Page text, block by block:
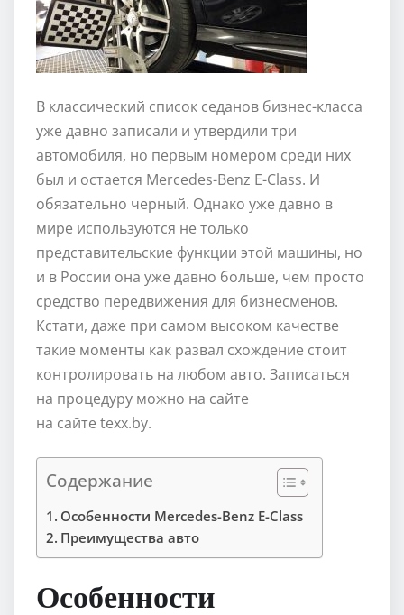
В классический список седанов бизнес-класса
уже давно записали и утвердили три
автомобиля, но первым номером среди них
был и остается Mercedes-Benz E-Class. И
обязательно черный. Однако уже давно в
мире используются не только
представительские функции этой машины, но
и в России она уже давно больше, чем просто
средство передвижения для бизнесменов.
Кстати, даже при самом высоком качестве
такие моменты как развал схождение стоит
контролировать на любом авто. Записаться
на процедуру можно на сайте
на сайте texx.by.
Содержание
Особенности Mercedes-Benz E-Class
Преимущества авто
Особенности